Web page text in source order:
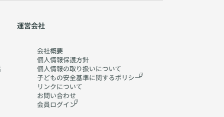
運営会社
会社概要
個人情報保護方針
個人情報の取り扱いについて
子どもの安全基準に関するポリシー
リンクについて
お問い合わせ
会員ログイン